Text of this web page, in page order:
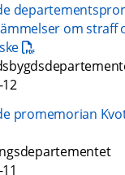
om straff
pdf, 160.3 kB.
promemorian
240.3 kB.